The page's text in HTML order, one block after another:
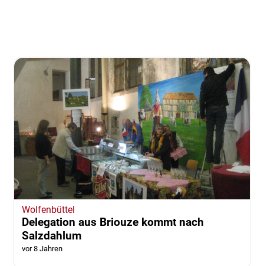
Wolfenbüttel
Delegation aus Briouze kommt nach
Salzdahlum
vor 8 Jahren